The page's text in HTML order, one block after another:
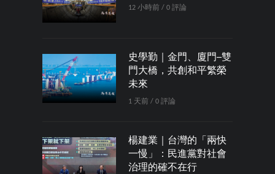
12 小時前 / 0 評論
史學勤｜金門、廈門─雙
門大橋，共創和平繁榮
未來
1 天前 / 0 評論
楊建業｜台灣的「兩快
一慢」：民進黨對社會
治理的確不在行